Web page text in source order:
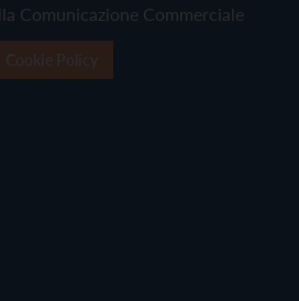
Comunicazione Commerciale